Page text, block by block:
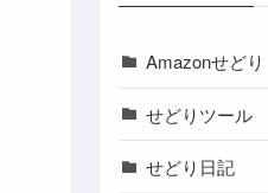
Amazonせどり
せどりツール
せどり日記